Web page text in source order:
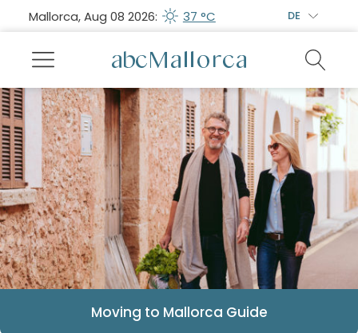
Mallorca, Aug 08 2026: 37 °C DE
Moving to Mallorca Guide